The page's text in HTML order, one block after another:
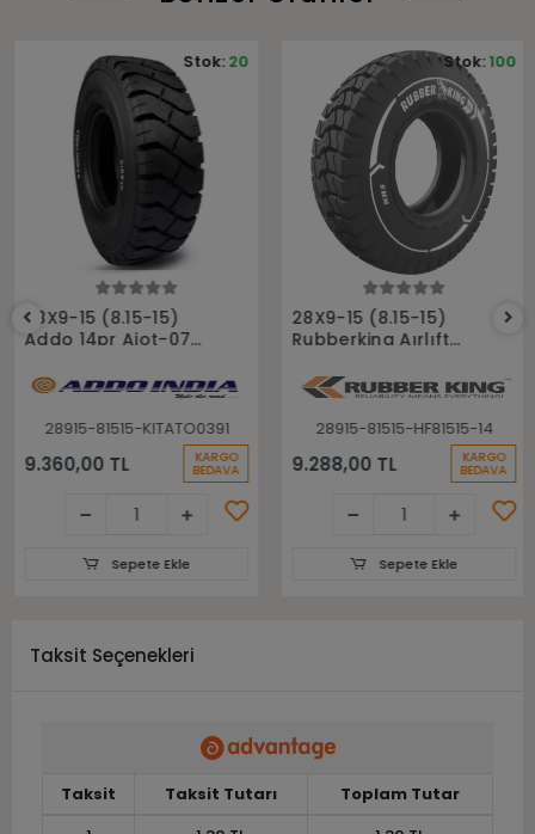
Sepete Ekle
28X9-15 (8.15-15)
Addo 14pr Aiot-07
28915-81515-KITATO0391
9.360,00 TL KARGO
BEDAVA
Stok:20
Sepete Ekle
Sepete Ekle
28X9-15 (8.15-15)
Rubberking Aırlıft
Lastiği
28915-81515-HF81515-14
9.288,00 TL KARGO
BEDAVA
Stok:100
Sepete Ekle
Taksit Seçenekleri
Taksit Taksit Tutarı
Toplam Tutar